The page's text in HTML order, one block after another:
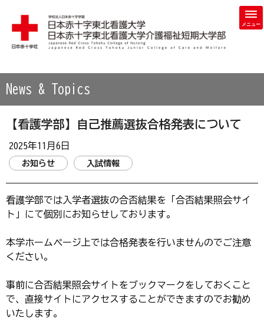
学校法人 日本赤十字学園 日本赤十字東北看護大学・日本赤
News & Topics
【看護学部】自己推薦選抜合格発表について
2025年11月6日
お知らせ 入試情報
看護学部では入学者選抜の合否結果を「合否結果照会サイ
ト」にて個別にお知らせしております。
本学ホームページ上では合格発表を行いませんのでご注意
ください。
事前に合否結果照会サイトをブックマークをしておくこと
で、直接サイトにアクセスすることができますのでお勧め
いたします。